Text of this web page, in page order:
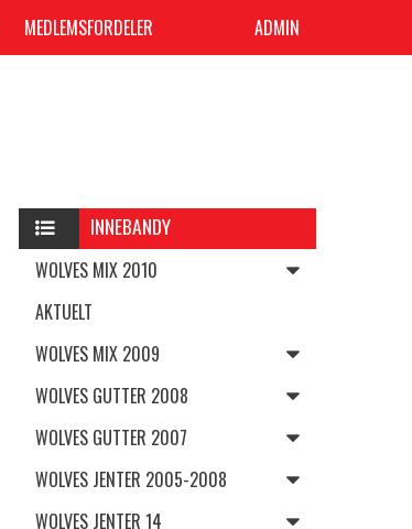
MEDLEMSFORDELER ADMIN
INNEBANDY
WOLVES MIX 2010
AKTUELT
WOLVES MIX 2009
WOLVES GUTTER 2008
WOLVES GUTTER 2007
WOLVES JENTER 2005-2008
WOLVES JENTER 14